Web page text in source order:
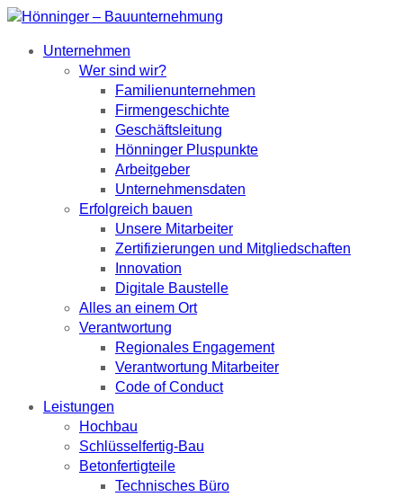
Unternehmen
Wer sind wir?
Familienunternehmen
Firmengeschichte
Geschäftsleitung
Hönninger Pluspunkte
Arbeitgeber
Unternehmensdaten
Erfolgreich bauen
Unsere Mitarbeiter
Zertifizierungen und Mitgliedschaften
Innovation
Digitale Baustelle
Alles an einem Ort
Verantwortung
Regionales Engagement
Verantwortung Mitarbeiter
Code of Conduct
Leistungen
Hochbau
Schlüsselfertig-Bau
Betonfertigteile
Technisches Büro